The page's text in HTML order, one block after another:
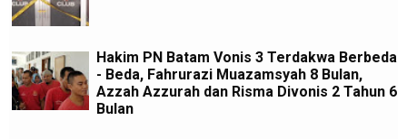
Hakim PN Batam Vonis 3 Terdakwa Berbeda
- Beda, Fahrurazi Muazamsyah 8 Bulan,
Azzah Azzurah dan Risma Divonis 2 Tahun 6
Bulan